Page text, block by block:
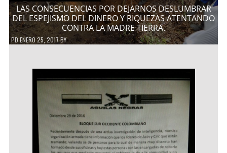
LAS CONSECUENCIAS POR DEJARNOS DESLUMBRAR
DEL ESPEJISMO DEL DINERO Y RIQUEZAS ATENTANDO
CONTRA LA MADRE TIERRA.
PDENERO 25, 2017BY